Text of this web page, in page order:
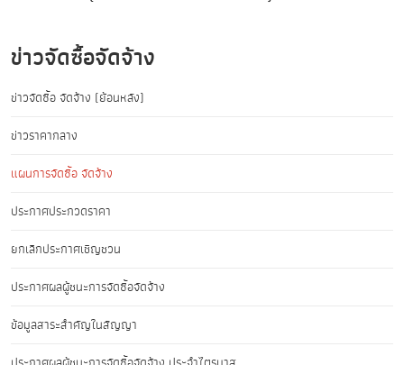
ข่าวจัดซื้อจัดจ้าง
ข่าวจัดซื้อ จัดจ้าง (ย้อนหลัง)
ข่าวราคากลาง
แผนการจัดซื้อ จัดจ้าง
ประกาศประกวดราคา
ยกเลิกประกาศเชิญชวน
ประกาศผลผู้ชนะการจัดซื้อจัดจ้าง
ข้อมูลสาระสำคัญในสัญญา